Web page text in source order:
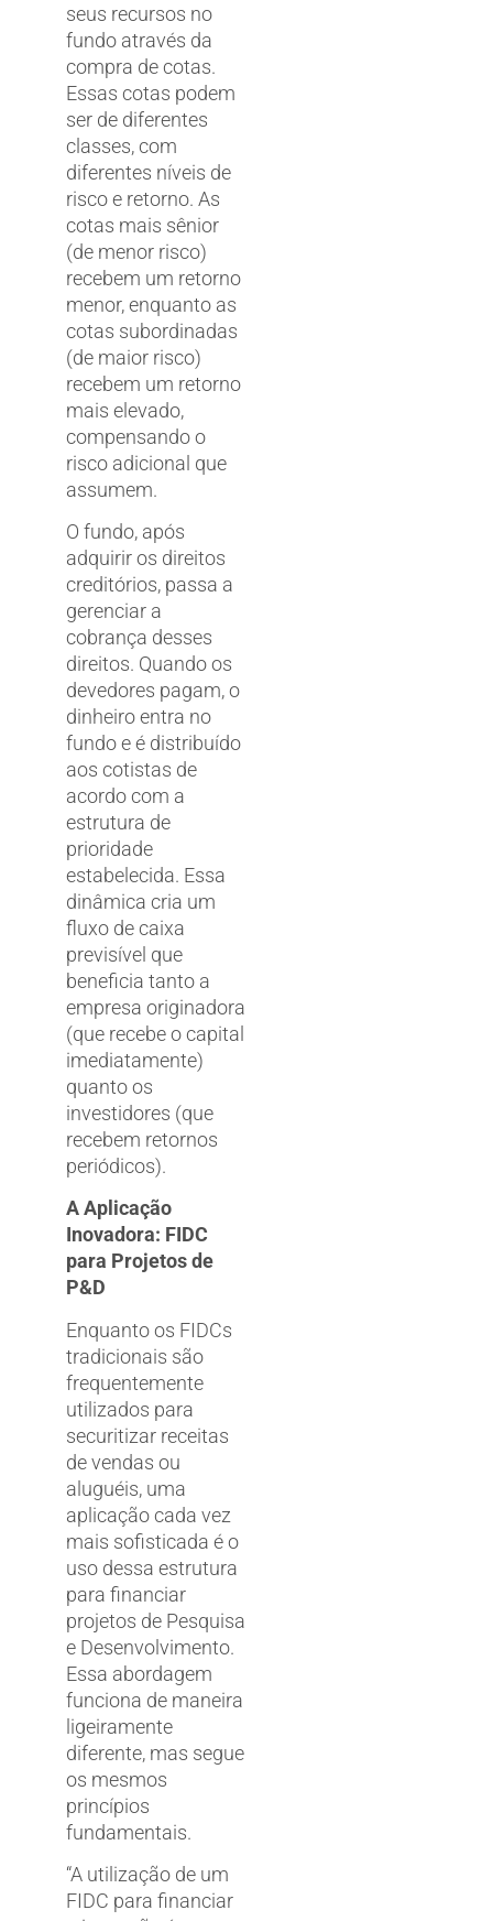
seus recursos no
fundo através da
compra de cotas.
Essas cotas podem
ser de diferentes
classes, com
diferentes níveis de
risco e retorno. As
cotas mais sênior
(de menor risco)
recebem um retorno
menor, enquanto as
cotas subordinadas
(de maior risco)
recebem um retorno
mais elevado,
compensando o
risco adicional que
assumem.
O fundo, após
adquirir os direitos
creditórios, passa a
gerenciar a
cobrança desses
direitos. Quando os
devedores pagam, o
dinheiro entra no
fundo e é distribuído
aos cotistas de
acordo com a
estrutura de
prioridade
estabelecida. Essa
dinâmica cria um
fluxo de caixa
previsível que
beneficia tanto a
empresa originadora
(que recebe o capital
imediatamente)
quanto os
investidores (que
recebem retornos
periódicos).
A Aplicação
Inovadora: FIDC
para Projetos de
P&D
Enquanto os FIDCs
tradicionais são
frequentemente
utilizados para
securitizar receitas
de vendas ou
aluguéis, uma
aplicação cada vez
mais sofisticada é o
uso dessa estrutura
para financiar
projetos de Pesquisa
e Desenvolvimento.
Essa abordagem
funciona de maneira
ligeiramente
diferente, mas segue
os mesmos
princípios
fundamentais.
“A utilização de um
FIDC para financiar